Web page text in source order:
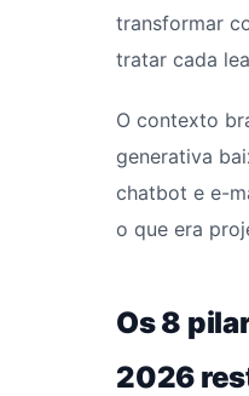
transformar
tratar cada
O contexto
generativa
chatbot e e-
o que era
Os 8
2026